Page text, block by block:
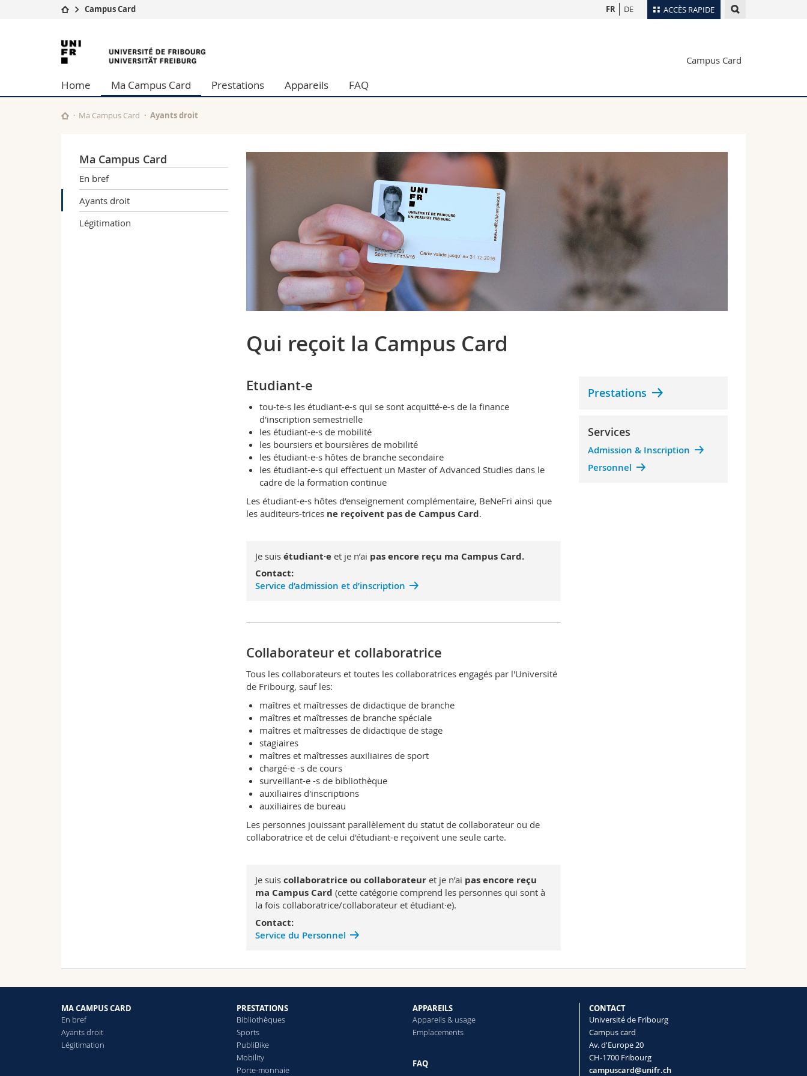
ACCÈS RAPIDE
Université
Recherche
Université
Formation continue
Sciences économiques et sociales et management
Lettres et sciences humaines
Chercheurs
Webmail
FR DE
Campus Card
Université
de
Fribourg
Campus Card
Home Ma Campus Card Prestations Appareils FAQ
Ma Campus Card Ayants droit
Ma Campus Card
En bref
Ayants droit
Légitimation
Qui reçoit la Campus Card
Etudiant-e
tou-te-s les étudiant-e-s qui se sont acquitté-e-s de la finance
d'inscription semestrielle
les étudiant-e-s de mobilité
les boursiers et boursières de mobilité
les étudiant-e-s hôtes de branche secondaire
les étudiant-e-s qui effectuent un Master of Advanced Studies dans le
cadre de la formation continue
Les étudiant-e-s hôtes d’enseignement complémentaire, BeNeFri ainsi que
les auditeurs-trices ne reçoivent pas de Campus Card.
Je suisétudiant·e et je n’ai pas encore reçu ma Campus Card.
Contact:
Service d’admission et d’inscription
Collaborateur et collaboratrice
Tous les collaborateurs et toutes les collaboratrices engagés par l'Université
de Fribourg, sauf les:
maîtres et maîtresses de didactique de branche
maîtres et maîtresses de branche spéciale
maîtres et maîtresses de didactique de stage
stagiaires
maîtres et maîtresses auxiliaires de sport
chargé-e -s de cours
surveillant-e -s de bibliothèque
auxiliaires d'inscriptions
auxiliaires de bureau
Les personnes jouissant parallèlement du statut de collaborateur ou de
collaboratrice et de celui d'étudiant-e reçoivent une seule carte.
Je suiscollaboratrice ou collaborateur et je n’ai pas encore reçu
ma Campus Card (cette catégorie comprend les personnes qui sont à
la fois collaboratrice/collaborateur et étudiant·e).
Contact:
Service du Personnel
Prestations
Services
Admission & Inscription
Personnel
MA CAMPUS CARD
En bref
Ayants droit
Légitimation
PRESTATIONS
Bibliothèques
Sports
PubliBike
Mobility
Porte-monnaie
APPAREILS
Appareils & usage
Emplacements
FAQ
CONTACT
Université de Fribourg
Campus card
Av. d'Europe 20
CH-1700 Fribourg
campuscard@unifr.ch